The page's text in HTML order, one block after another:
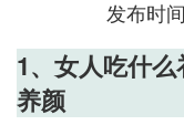
发布时
1、女人吃什
养颜